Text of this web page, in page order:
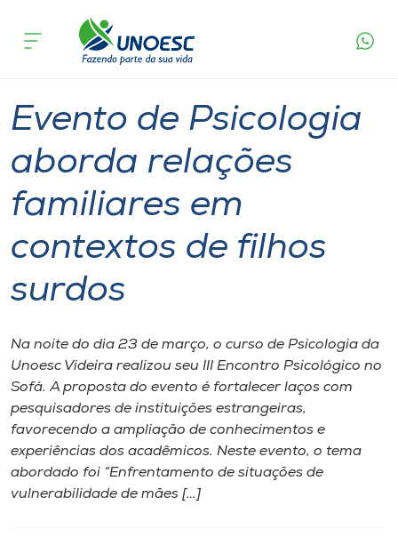
Cursos
Pesquisa
Atendimento ao Estudante
Portal de Ensino
Internacionalização
I.nova
Diplomados
acontece
Evento de Psicologia
aborda relações
familiares em
contextos de filhos
surdos
Na noite do dia 23 de março, o curso de Psicologia da
Unoesc Videira realizou seu III Encontro Psicológico no
Sofá. A proposta do evento é fortalecer laços com
pesquisadores de instituições estrangeiras,
favorecendo a ampliação de conhecimentos e
experiências dos acadêmicos. Neste evento, o tema
abordado foi “Enfrentamento de situações de
vulnerabilidade de mães […]